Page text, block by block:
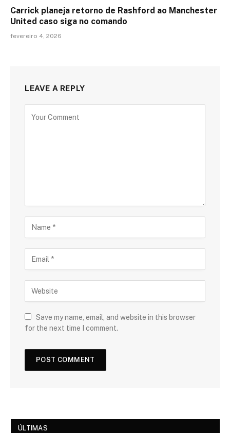
Carrick planeja retorno de Rashford ao Manchester
United caso siga no comando
fevereiro 4, 2026
LEAVE A REPLY
Save my name, email, and website in this browser
for the next time I comment.
ÚLTIMAS